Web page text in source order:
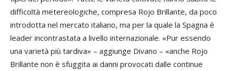
difficoltà metereologiche, compresa Rojo Brillante, da poco
introdotta nel mercato italiano, ma per la quale la Spagna è
leader incontrastata a livello internazionale. «Pur essendo
una varietà più tardiva» – aggiunge Divano – «anche Rojo
Brillante non è sfuggita ai danni provocati dalle continue